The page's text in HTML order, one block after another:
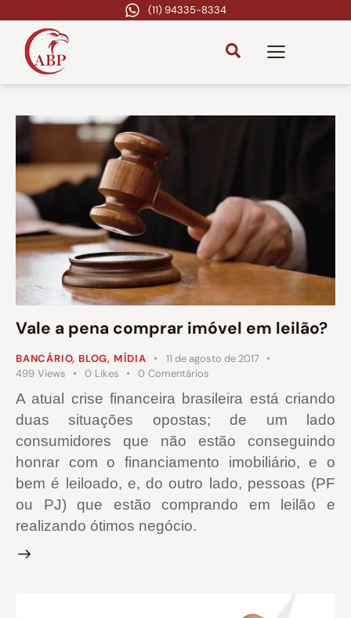
(11) 94335-8334
Vale a pena comprar imóvel em leilão?
BANCÁRIO, BLOG, MÍDIA
11 de agosto de 2017
499 Views 0 Likes 0 Comentários
A atual crise financeira brasileira está criando
duas situações opostas; de um lado
consumidores que não estão conseguindo
honrar com o financiamento imobiliário, e o
bem é leiloado, e, do outro lado, pessoas (PF
ou PJ) que estão comprando em leilão e
realizando ótimos negócio.